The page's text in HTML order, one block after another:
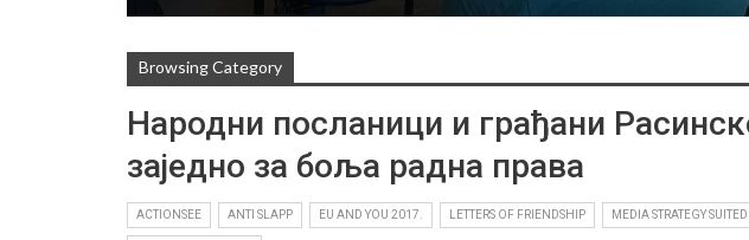
Browsing Category
Народни посланици и грађани
заједно за боља радна права
ACTIONSEE ANTI SLAPP EU AND YOU 2017. LETTERS OF FRIENDSHIP MEDIA STRATEGY